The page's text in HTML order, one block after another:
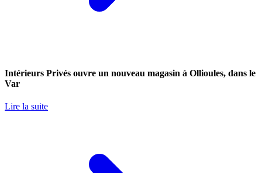
Intérieurs Privés ouvre un nouveau magasin à Ollioules, dans le
Var
Lire la suite